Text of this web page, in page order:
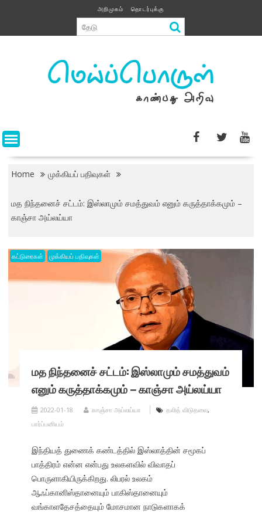
content
அறிமுகம் தொடர்புக்கு
Home முக்கியப் பதிவுகள்
மத நிந்தனைச் சட்டம்: இஸ்லாமும் சமத்துவம் எனும் கருத்தாக்கமும் –
காஞ்சா அய்லய்யா
கட்டுரைகள் முக்கியப் பதிவுகள்
மத நிந்தனைச் சட்டம்: இஸ்லாமும் சமத்துவம்
எனும் கருத்தாக்கமும் – காஞ்சா அய்லய்யா
2022-01-18 காஞ்சா அய்லய்யா தலித் விடுதலை,
பார்ப்பனியம்
இந்தியத் துணைக் கண்டத்தில் இஸ்லாத்தின் சமூகப்
பாத்திரம் என்ன என்பது உலகளவில் விவாதப்
பொருளாகியிருக்கிறது. லிபரல் உலகம்
ஆஃப்கானிஸ்தானையும் பாகிஸ்தானையும்
வங்காளதேசத்தையும் மோசமான நாடுகளாகக்